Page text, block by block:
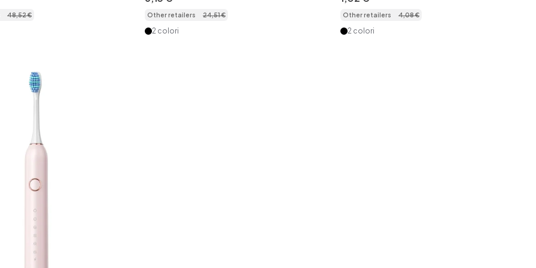
e custodia da
48,52€
densità e custodia da viaggio.
Other retailers 24,51€
2 colori
compatibili con Oral-B
Other retailers 4,08€
2 colori